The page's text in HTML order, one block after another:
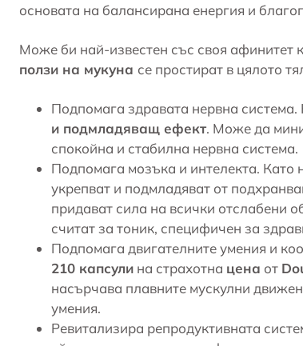
основата на балансирана енергия и
Може би най-известен със своя афинитет
ползи на мукуна се простират в цялото
Подпомага здравата нервна
и подмладяващ ефект. Може да
спокойна и стабилна нервна система.
Подпомага мозъка и интелекта. Като
укрепват и подмладяват от
придават сила на всички отслабени
считат за тоник, специфичен за
Подпомага двигателните умения и
210 капсули на страхотна цена от
насърчава плавните мускулни
умения.
Ревитализира репродуктивната